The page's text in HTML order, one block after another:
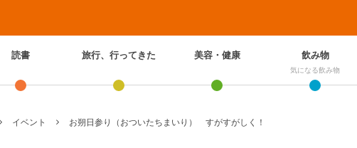
読書 旅行、行ってきた 美容・健康 飲み物
気になる飲み物
イベント お朔日参り（おついたちまいり） すがすがしく！